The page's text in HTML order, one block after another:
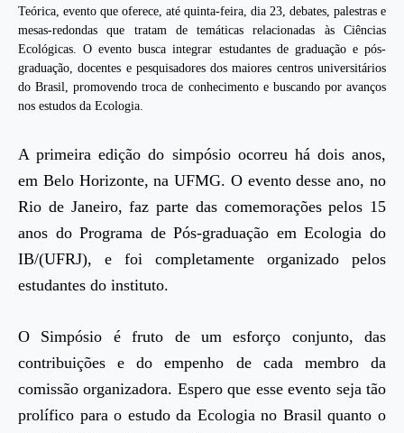
Teórica, evento que oferece, até quinta-feira, dia 23, debates, palestras e
mesas-redondas que tratam de temáticas relacionadas às Ciências
Ecológicas. O evento busca integrar estudantes de graduação e pós-
graduação, docentes e pesquisadores dos maiores centros universitários
do Brasil, promovendo troca de conhecimento e buscando por avanços
nos estudos da Ecologia.
A primeira edição do simpósio ocorreu há dois anos,
em Belo Horizonte, na UFMG. O evento desse ano, no
Rio de Janeiro, faz parte das comemorações pelos 15
anos do Programa de Pós-graduação em Ecologia do
IB/(UFRJ), e foi completamente organizado pelos
estudantes do instituto.
O Simpósio é fruto de um esforço conjunto, das
contribuições e do empenho de cada membro da
comissão organizadora. Espero que esse evento seja tão
prolífico para o estudo da Ecologia no Brasil quanto o